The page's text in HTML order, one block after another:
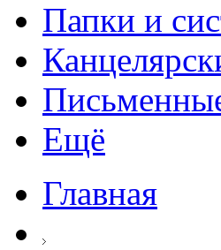
Папки и
Ещё
Главная